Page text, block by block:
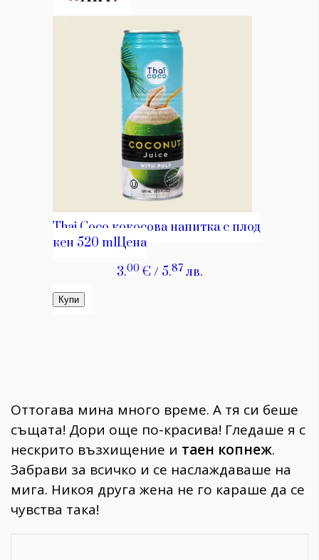
Оттогава мина много време. А тя си беше
същата! Дори още по-красива! Гледаше я с
нескрито възхищение и таен копнеж.
Забрави за всичко и се наслаждаваше на
мига. Никоя друга жена не го караше да се
чувства така!